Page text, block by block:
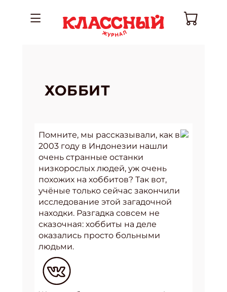
ХОББИТ
Помните, мы рассказывали, как в
2003 году в Индонезии нашли
очень странные останки
низкорослых людей, уж очень
похожих на хоббитов? Так вот,
учёные только сейчас закончили
исследование этой загадочной
находки. Разгадка совсем не
сказочная: хоббиты на деле
оказались просто больными
людьми.